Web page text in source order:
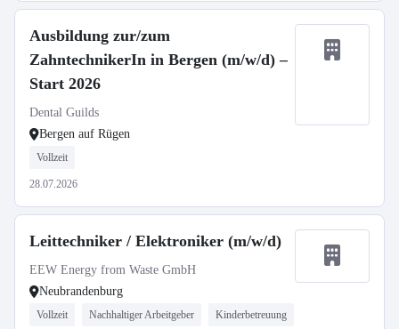
Ausbildung zur/zum
ZahntechnikerIn in Bergen (m/w/d) –
Start 2026
Dental Guilds
Bergen auf Rügen
Vollzeit
28.07.2026
Leittechniker / Elektroniker (m/w/d)
EEW Energy from Waste GmbH
Neubrandenburg
Vollzeit Nachhaltiger Arbeitgeber Kinderbetreuung